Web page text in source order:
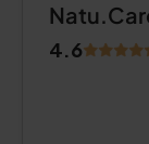
4.6